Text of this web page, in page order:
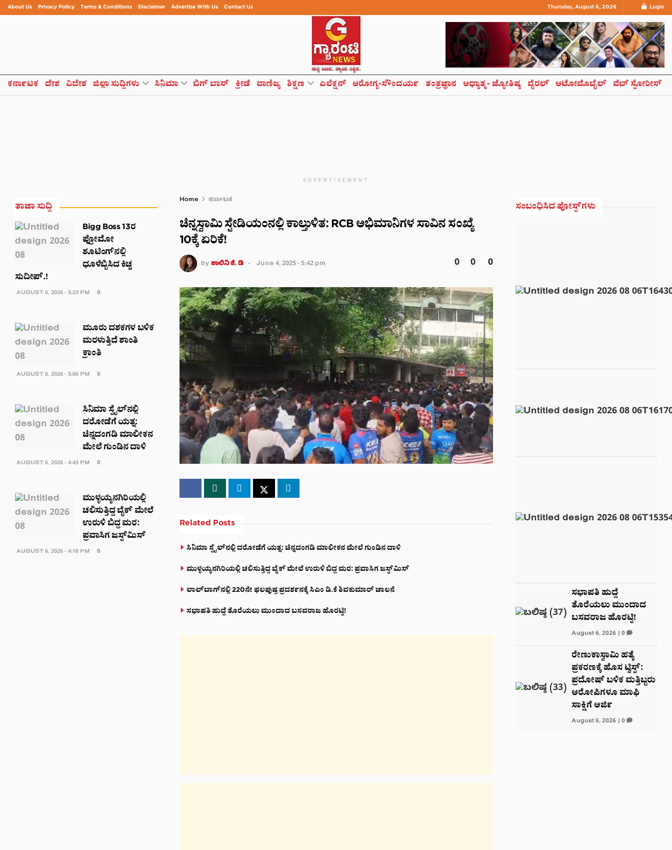
About Us Privacy Policy Terms & Conditions Disclaimer Advertise With Us Contact Us Thursday, August 6, 2026 Login
ಕರ್ನಾಟಕ ದೇಶ ವಿದೇಶ ಜಿಲ್ಲಾ ಸುದ್ದಿಗಳು ಸಿನಿಮಾ ಬಿಗ್ ಬಾಸ್ ಕ್ರೀಡೆ ವಾಣಿಜ್ಯ ಶಿಕ್ಷಣ ಎಲೆಕ್ಷನ್ ಆರೋಗ್ಯ-ಸೌಂದರ್ಯ ತಂತ್ರಜ್ಞಾನ ಆಧ್ಯಾತ್ಮ- ಜ್ಯೋತಿಷ್ಯ ವೈರಲ್ ಆಟೋಮೊಬೈಲ್ ವೆಬ್ ಸ್ಟೋರೀಸ್
ADVERTISEMENT
Home ಕರ್ನಾಟಕ
ಚಿನ್ನಸ್ವಾಮಿ ಸ್ಟೇಡಿಯಂನಲ್ಲಿ ಕಾಲ್ತುಳಿತ: RCB ಅಭಿಮಾನಿಗಳ ಸಾವಿನ ಸಂಖ್ಯೆ
10ಕ್ಕೆ ಏರಿಕೆ!
by ಶಾಲಿನಿ ಕೆ. ಡಿ June 4, 2025 - 5:42 pm 0 0 0
Related Posts
ಸಿನಿಮಾ ಸ್ಟೈಲ್‌ನಲ್ಲಿ ದರೋಡೆಗೆ ಯತ್ನ: ಚಿನ್ನದಂಗಡಿ ಮಾಲೀಕನ ಮೇಲೆ ಗುಂಡಿನ ದಾಳಿ
ಮುಳ್ಳಯ್ಯನಗಿರಿಯಲ್ಲಿ ಚಲಿಸುತ್ತಿದ್ದ ಬೈಕ್ ಮೇಲೆ ಉರುಳಿ ಬಿದ್ದ ಮರ: ಪ್ರವಾಸಿಗ ಜಸ್ಟ್‌ಮಿಸ್
ಲಾಲ್‌ಬಾಗ್‌ನಲ್ಲಿ 220ನೇ ಫಲಪುಷ್ಪ ಪ್ರದರ್ಶನಕ್ಕೆ ಸಿಎಂ ಡಿ.ಕೆ ಶಿವಕುಮಾರ್ ಚಾಲನೆ
ಸಭಾಪತಿ ಹುದ್ದೆ ತೊರೆಯಲು ಮುಂದಾದ ಬಸವರಾಜ ಹೊರಟ್ಟಿ!
ತಾಜಾ ಸುದ್ದಿ
Bigg Boss 13ರ
ಪ್ರೋಮೋ
ಶೂಟಿಂಗ್‌ನಲ್ಲಿ
ಧೂಳೆಬ್ಬಿಸಿದ ಕಿಚ್ಚ
ಸುದೀಪ್.!
AUGUST 6, 2026 - 5:23 PM 0
ಮೂರು ದಶಕಗಳ ಬಳಿಕ
ಮರಳುತ್ತಿದೆ ಶಾಂತಿ
ಕ್ರಾಂತಿ
AUGUST 6, 2026 - 5:06 PM 0
ಸಿನಿಮಾ ಸ್ಟೈಲ್‌ನಲ್ಲಿ
ದರೋಡೆಗೆ ಯತ್ನ:
ಚಿನ್ನದಂಗಡಿ ಮಾಲೀಕನ
ಮೇಲೆ ಗುಂಡಿನ ದಾಳಿ
AUGUST 6, 2026 - 4:43 PM 0
ಮುಳ್ಳಯ್ಯನಗಿರಿಯಲ್ಲಿ
ಚಲಿಸುತ್ತಿದ್ದ ಬೈಕ್ ಮೇಲೆ
ಉರುಳಿ ಬಿದ್ದ ಮರ:
ಪ್ರವಾಸಿಗ ಜಸ್ಟ್‌ಮಿಸ್
AUGUST 6, 2026 - 4:18 PM 0
ಸಂಬಂಧಿಸಿದ ಪೋಸ್ಟ್‌ಗಳು
ಸಭಾಪತಿ ಹುದ್ದೆ
ತೊರೆಯಲು ಮುಂದಾದ
ಬಸವರಾಜ ಹೊರಟ್ಟಿ!
August 6, 2026| 0
ರೇಣುಕಾಸ್ವಾಮಿ ಹತ್ಯೆ
ಪ್ರಕರಣಕ್ಕೆ ಹೊಸ ಟ್ವಿಸ್ಟ್:
ಪ್ರದೋಷ್ ಬಳಿಕ ಮತ್ತಿಬ್ಬರು
ಆರೋಪಿಗಳೂ ಮಾಫಿ
ಸಾಕ್ಷಿಗೆ ಅರ್ಜಿ
August 6, 2026| 0